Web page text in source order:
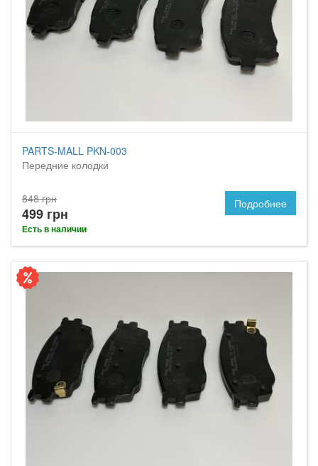
PARTS-MALL PKN-003
Передние колодки
848 грн
499 грн
Есть в наличии
Подробнее